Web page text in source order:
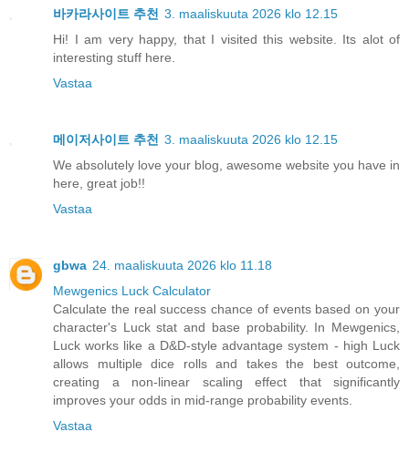
바카라사이트 추천 3. maaliskuuta 2026 klo 12.15
Hi! I am very happy, that I visited this website. Its alot of
interesting stuff here.
Vastaa
메이저사이트 추천 3. maaliskuuta 2026 klo 12.15
We absolutely love your blog, awesome website you have in
here, great job!!
Vastaa
gbwa 24. maaliskuuta 2026 klo 11.18
Mewgenics Luck Calculator
Calculate the real success chance of events based on your
character's Luck stat and base probability. In Mewgenics,
Luck works like a D&D-style advantage system - high Luck
allows multiple dice rolls and takes the best outcome,
creating a non-linear scaling effect that significantly
improves your odds in mid-range probability events.
Vastaa